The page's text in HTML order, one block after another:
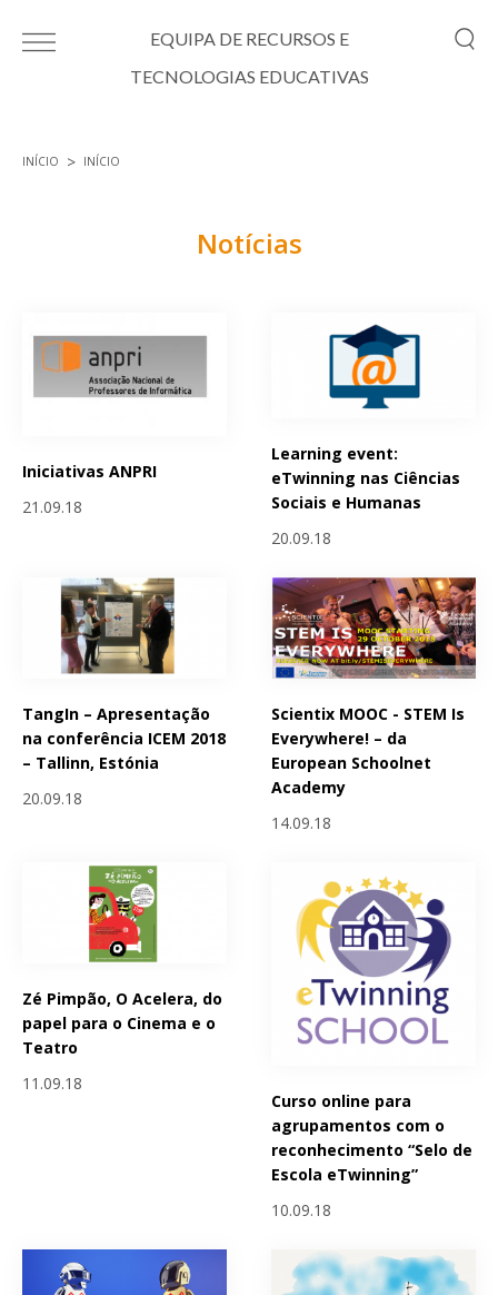
EQUIPA DE RECURSOS E
TECNOLOGIAS EDUCATIVAS
INÍCIO INÍCIO
Notícias
Iniciativas ANPRI
21.09.18
Learning event:
eTwinning nas Ciências
Sociais e Humanas
20.09.18
TangIn – Apresentação
na conferência ICEM 2018
– Tallinn, Estónia
20.09.18
Scientix MOOC - STEM Is
Everywhere! – da
European Schoolnet
Academy
14.09.18
Zé Pimpão, O Acelera, do
papel para o Cinema e o
Teatro
11.09.18
Curso online para
agrupamentos com o
reconhecimento “Selo de
Escola eTwinning”
10.09.18
Páginas